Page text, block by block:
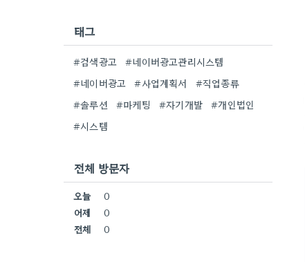
태그
#검색광고
#네이버광고관리시스템
#네이버광고
#사업계획서
#직업종류
#솔루션
#마케팅 #자기개발
#개인법인
#시스템
전체 방문자
오늘
0
어제
0
전체
0